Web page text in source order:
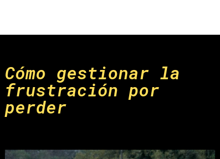
Cómo gestionar la
frustración por
perder